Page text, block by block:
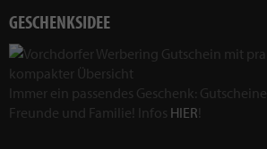
GESCHENKSIDEE
Immer ein passendes Geschenk:
Freunde und Familie! Infos HIER!